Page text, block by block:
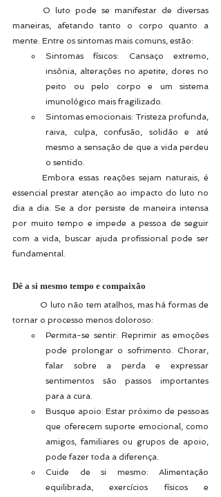
maneiras, afetando tanto o corpo quanto a
mente. Entre os sintomas mais comuns, estão:
Sintomas físicos: Cansaço extremo,
insônia, alterações no apetite, dores no
peito ou pelo corpo e um sistema
imunológico mais fragilizado.
Sintomas emocionais: Tristeza profunda,
raiva, culpa, confusão, solidão e até
mesmo a sensação de que a vida perdeu
o sentido.
	Embora essas reações sejam naturais, é
essencial prestar atenção ao impacto do luto no
dia a dia. Se a dor persiste de maneira intensa
por muito tempo e impede a pessoa de seguir
com a vida, buscar ajuda profissional pode ser
fundamental.
Dê a si mesmo tempo e compaixão
tornar o processo menos doloroso:
Permita-se sentir: Reprimir as emoções
pode prolongar o sofrimento. Chorar,
falar sobre a perda e expressar
sentimentos são passos importantes
para a cura.
Busque apoio: Estar próximo de pessoas
que oferecem suporte emocional, como
amigos, familiares ou grupos de apoio,
pode fazer toda a diferença.
Cuide de si mesmo: Alimentação
equilibrada, exercícios físicos e